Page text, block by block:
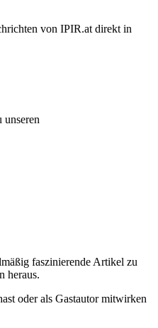
von IPIR.at direkt in
faszinierende Artikel zu
heraus.
oder als Gastautor mitwirken